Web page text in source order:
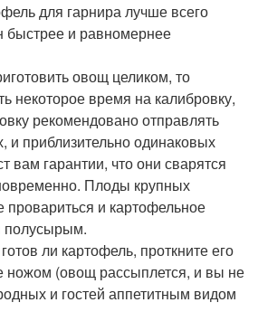
для гарнира лучше всего
быстрее и равномернее
овощ целиком, то
некоторое время на калибровку,
рекомендовано отправлять
и приблизительно одинаковых
вам гарантии, что они сварятся
Плоды крупных
провариться и картофельное
полусырым.
ли картофель, проткните его
ножом (овощ рассыплется, и вы не
и гостей аппетитным видом